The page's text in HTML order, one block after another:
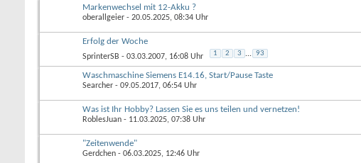
Markenwechsel mit 12-Akku ?
oberallgeier - 20.05.2025, 08:34 Uhr
Erfolg der Woche
SprinterSB - 03.03.2007, 16:08 Uhr 1 2 3 ... 93
Waschmaschine Siemens E14.16, Start/Pause Taste
Searcher - 09.05.2017, 06:54 Uhr
Was ist Ihr Hobby? Lassen Sie es uns teilen und vernetzen!
RoblesJuan - 11.03.2025, 07:38 Uhr
"Zeitenwende"
Gerdchen - 06.03.2025, 12:46 Uhr